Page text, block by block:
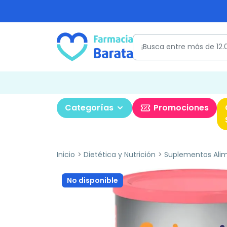
Categorías Promociones
Inicio Dietética y Nutrición Suplementos
No disponible